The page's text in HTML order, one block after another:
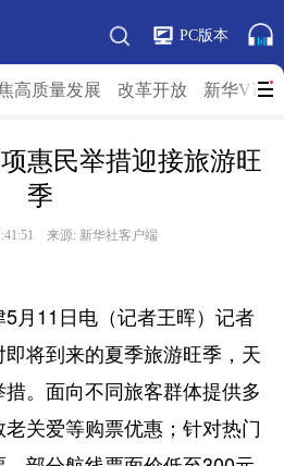
PC版本
高质量发展 改革开放 新华V访
惠民举措迎接旅游旺
季
来源: 新华社客户端
11日电（记者王晖）记者
将到来的夏季旅游旺季，天
。面向不同旅客群体提供多
关爱等购票优惠；针对热门